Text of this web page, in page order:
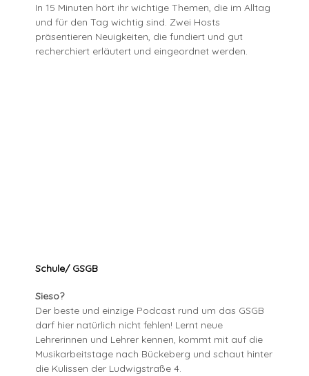
In 15 Minuten hört ihr wichtige Themen, die im Alltag
und für den Tag wichtig sind. Zwei Hosts
präsentieren Neuigkeiten, die fundiert und gut
recherchiert erläutert und eingeordnet werden.
Schule/ GSGB
Sieso?
Der beste und einzige Podcast rund um das GSGB
darf hier natürlich nicht fehlen! Lernt neue
Lehrerinnen und Lehrer kennen, kommt mit auf die
Musikarbeitstage nach Bückeberg und schaut hinter
die Kulissen der Ludwigstraße 4.